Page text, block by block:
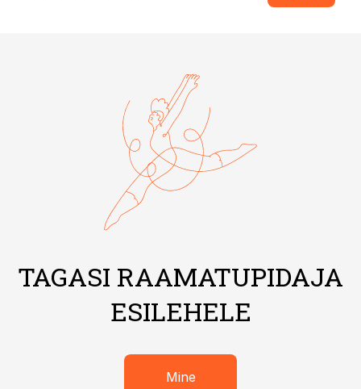
TAGASI RAAMATUPIDAJA
ESILEHELE
Mine